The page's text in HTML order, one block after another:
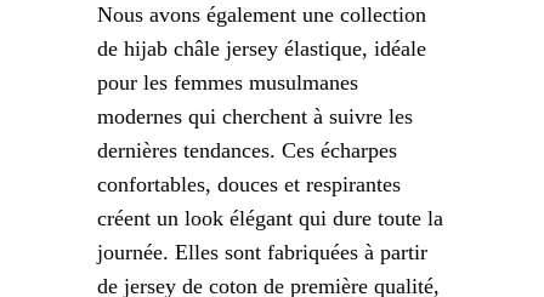
Nous avons également une collection
de hijab châle jersey élastique, idéale
pour les femmes musulmanes
modernes qui cherchent à suivre les
dernières tendances. Ces écharpes
confortables, douces et respirantes
créent un look élégant qui dure toute la
journée. Elles sont fabriquées à partir
de jersey de coton de première qualité,